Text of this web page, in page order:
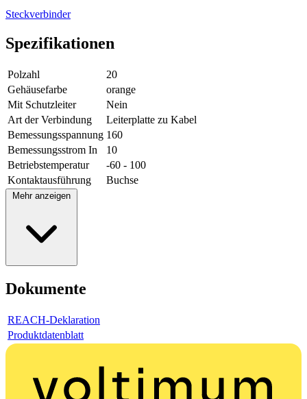
Steckverbinder
Spezifikationen
Polzahl
20
Gehäusefarbe
orange
Mit Schutzleiter
Nein
Art der Verbindung
Leiterplatte zu Kabel
Bemessungsspannung 160
Bemessungsstrom In
10
Betriebstemperatur
-60 - 100
Kontaktausführung
Buchse
Mehr anzeigen
Dokumente
REACH-Deklaration
Produktdatenblatt